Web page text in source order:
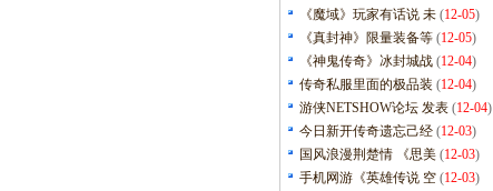
《魔域》玩家有话说 未 (12-05)
《真封神》限量装备等 (12-05)
《神鬼传奇》冰封城战 (12-04)
传奇私服里面的极品装 (12-04)
游侠NETSHOW论坛 发表 (12-04)
今日新开传奇遗忘己经 (12-03)
国风浪漫荆楚情 《思美 (12-03)
手机网游《英雄传说 空 (12-03)